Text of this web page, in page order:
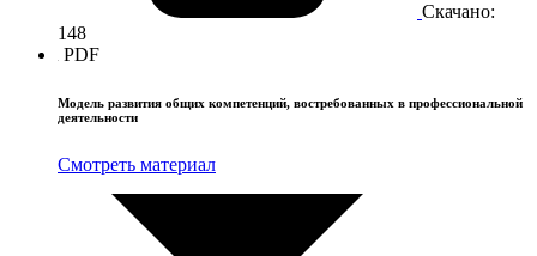
Скачано:
148
PDF
Модель развития общих компетенций, востребованных в профессиональной
деятельности
Смотреть материал